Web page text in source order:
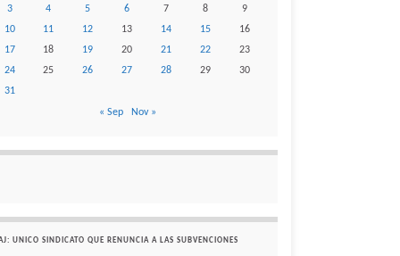
3
4 5 6 7 8
9
10
11 12 13 14 15
16
17
18 19 20 21 22
23
24
25 26 27 28 29
30
31
« Sep
Nov »
UNICO SINDICATO QUE RENUNCIA A LAS SUBVENCIONES